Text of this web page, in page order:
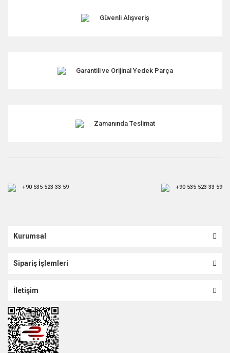
Ürün fiyatı diğer sitelerden daha pahalı.
Güvenli Alışveriş
Garantili ve Orijinal Yedek Parça
Zamanında Teslimat
+90 535 523 33 59 +90 535 523 33 59
Kurumsal
Sipariş İşlemleri
İletişim